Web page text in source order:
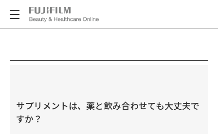
サプリメントは、薬と飲み合わせても大丈夫で
すか？